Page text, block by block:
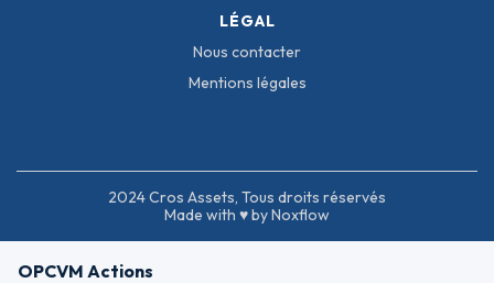
LÉGAL
Nous contacter
Mentions légales
2024 Cros Assets, Tous droits réservés
Made with ♥ by Noxflow
OPCVM Actions